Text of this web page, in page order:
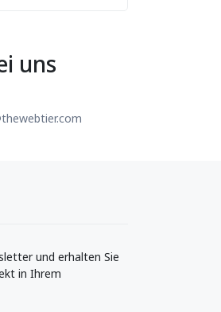
uns
und erhalten Sie
in Ihrem